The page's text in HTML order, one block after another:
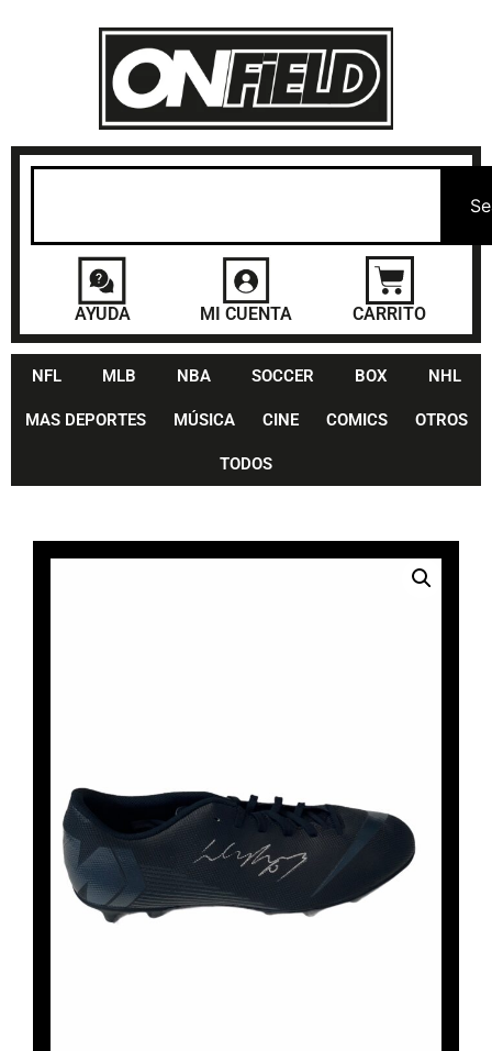
AYUDA MI CUENTA CARRITO
NFL MLB NBA SOCCER BOX NHL
MAS DEPORTES MÚSICA CINE COMICS OTROS
TODOS